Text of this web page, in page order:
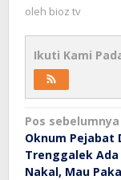
oleh bioz tv
Ikuti Kami
Navigasi
pos
Pos sebelumnya
Oknum Pejabat
Trenggalek Ada
Nakal, Mau